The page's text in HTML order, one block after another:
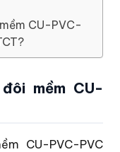
CU-PVC-
mềm CU-
CU-PVC-PVC